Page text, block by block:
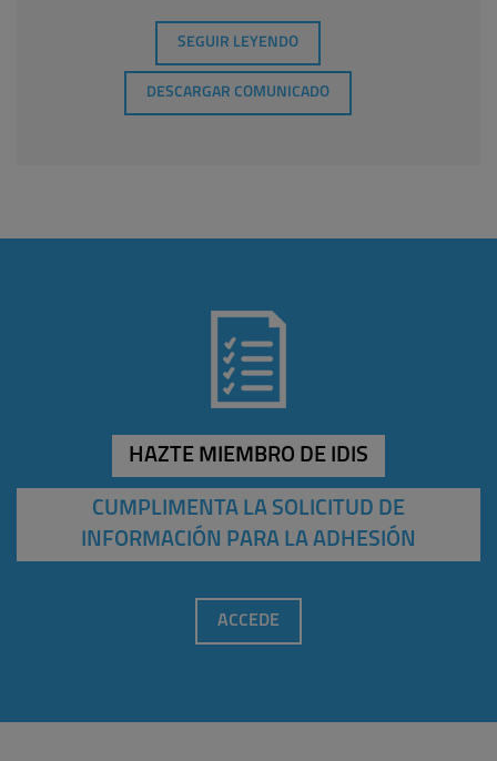
SEGUIR LEYENDO
DESCARGAR COMUNICADO
HAZTE MIEMBRO DE IDIS
CUMPLIMENTA LA SOLICITUD DE
INFORMACIÓN PARA LA ADHESIÓN
ACCEDE